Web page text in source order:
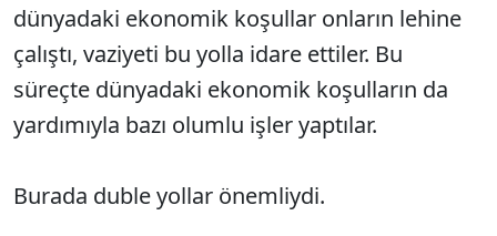
dünyadaki ekonomik koşullar onların lehine
çalıştı, vaziyeti bu yolla idare ettiler. Bu
süreçte dünyadaki ekonomik koşulların da
yardımıyla bazı olumlu işler yaptılar.
Burada duble yollar önemliydi.